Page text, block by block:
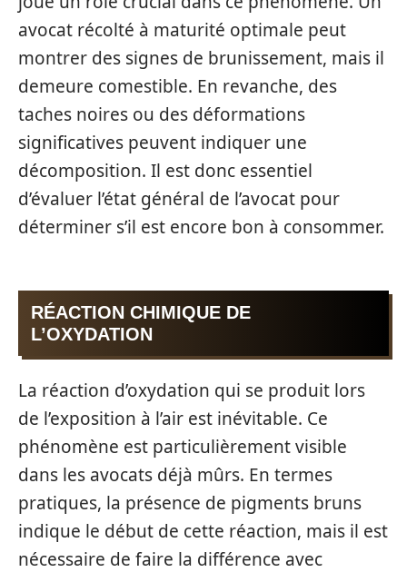
avocat récolté à maturité optimale peut
montrer des signes de brunissement, mais il
demeure comestible. En revanche, des
taches noires ou des déformations
significatives peuvent indiquer une
décomposition. Il est donc essentiel
d’évaluer l’état général de l’avocat pour
déterminer s’il est encore bon à consommer.
RÉACTION CHIMIQUE DE
L’OXYDATION
La réaction d’oxydation qui se produit lors
de l’exposition à l’air est inévitable. Ce
phénomène est particulièrement visible
dans les avocats déjà mûrs. En termes
pratiques, la présence de pigments bruns
indique le début de cette réaction, mais il est
nécessaire de faire la différence avec